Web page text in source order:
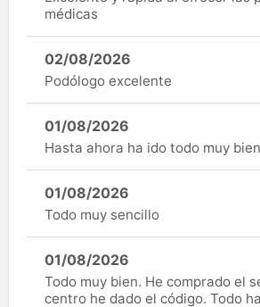
médicas
02/08/2026
Podólogo excelente
01/08/2026
Hasta ahora ha ido todo muy
01/08/2026
Todo muy sencillo
01/08/2026
Todo muy bien. He comprado el
centro he dado el código. Todo